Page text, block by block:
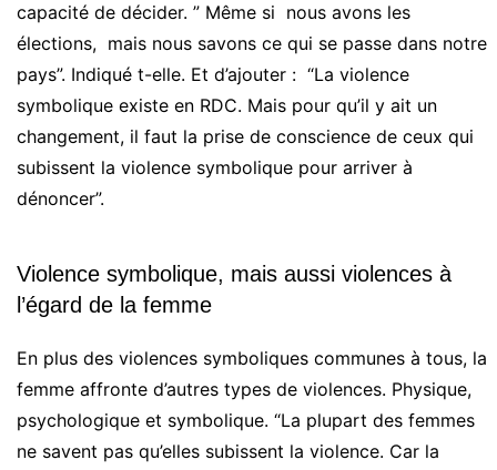
capacité de décider. ” Même si nous avons les
élections, mais nous savons ce qui se passe dans notre
pays”. Indiqué t-elle. Et d’ajouter : “La violence
symbolique existe en RDC. Mais pour qu’il y ait un
changement, il faut la prise de conscience de ceux qui
subissent la violence symbolique pour arriver à
dénoncer”.
Violence symbolique, mais aussi violences à
l’égard de la femme
En plus des violences symboliques communes à tous, la
femme affronte d’autres types de violences. Physique,
psychologique et symbolique. “La plupart des femmes
ne savent pas qu’elles subissent la violence. Car la